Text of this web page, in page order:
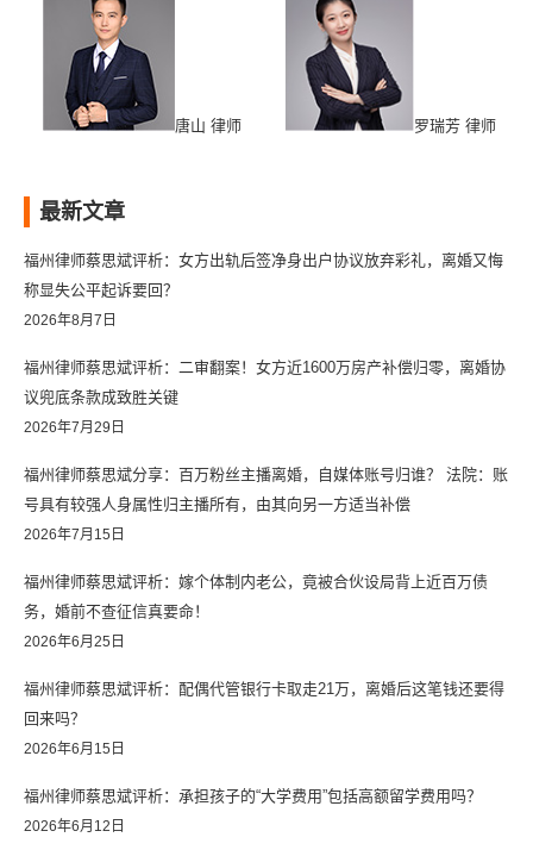
唐山 律师 罗瑞芳 律师
最新文章
福州律师蔡思斌评析：女方出轨后签净身出户协议放弃彩礼，离婚又悔
称显失公平起诉要回？
2026年8月7日
福州律师蔡思斌评析：二审翻案！女方近1600万房产补偿归零，离婚协
议兜底条款成致胜关键
2026年7月29日
福州律师蔡思斌分享：百万粉丝主播离婚，自媒体账号归谁？ 法院：账
号具有较强人身属性归主播所有，由其向另一方适当补偿
2026年7月15日
福州律师蔡思斌评析：嫁个体制内老公，竟被合伙设局背上近百万债
务，婚前不查征信真要命！
2026年6月25日
福州律师蔡思斌评析：配偶代管银行卡取走21万，离婚后这笔钱还要得
回来吗？
2026年6月15日
福州律师蔡思斌评析：承担孩子的“大学费用”包括高额留学费用吗？
2026年6月12日